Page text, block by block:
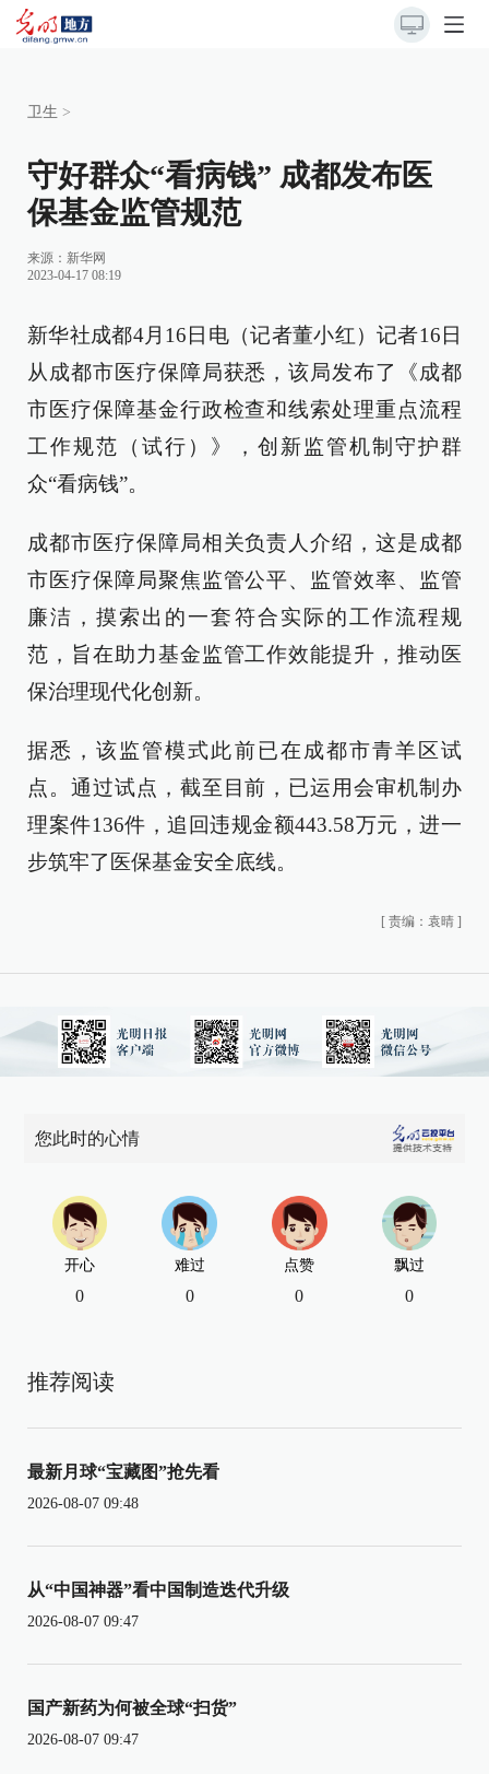
卫生 >
守好群众“看病钱” 成都发布医
保基金监管规范
来源： 新华网
2023-04-17 08:19
新华社成都4月16日电（记者董小红）记者16日
从成都市医疗保障局获悉，该局发布了《成都
市医疗保障基金行政检查和线索处理重点流程
工作规范（试行）》，创新监管机制守护群
众“看病钱”。
成都市医疗保障局相关负责人介绍，这是成都
市医疗保障局聚焦监管公平、监管效率、监管
廉洁，摸索出的一套符合实际的工作流程规
范，旨在助力基金监管工作效能提升，推动医
保治理现代化创新。
据悉，该监管模式此前已在成都市青羊区试
点。通过试点，截至目前，已运用会审机制办
理案件136件，追回违规金额443.58万元，进一
步筑牢了医保基金安全底线。
[ 责编：袁晴 ]
您此时的心情
开心
0
难过
0
点赞
0
飘过
0
推荐阅读
最新月球“宝藏图”抢先看
2026-08-07 09:48
从“中国神器”看中国制造迭代升级
2026-08-07 09:47
国产新药为何被全球“扫货”
2026-08-07 09:47